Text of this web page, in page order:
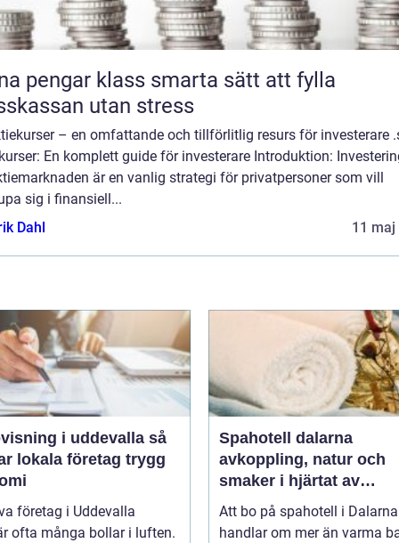
klass smarta sätt att fylla
utan stress
– en omfattande och tillförlitlig resurs för investerare
En komplett guide för investerare Introduktion:
är en vanlig strategi för privatpersoner som vill
sig i finansiell...
Dahl
11 maj
i uddevalla så
lokala företag trygg
företag i Uddevalla
ofta många bollar i luften.
Spahotell dalarna
avkoppling, natur och
smaker i hjärtat av
landskapet
Att bo på spahotell i Dalarna
handlar om mer än varma